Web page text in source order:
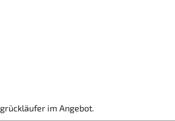
im Angebot.